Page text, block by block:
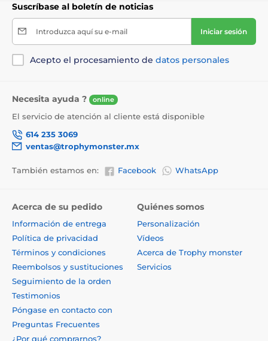
Suscríbase al boletín de noticias
Introduzca aquí su e-mail Iniciar sesión
Acepto el procesamiento de datos personales
Necesita ayuda ? online
El servicio de atención al cliente está disponible
614 235 3069
ventas@trophymonster.mx
También estamos en: Facebook WhatsApp
Acerca de su pedido
Información de entrega
Política de privacidad
Términos y condiciones
Reembolsos y sustituciones
Seguimiento de la orden
Testimonios
Póngase en contacto con
Preguntas Frecuentes
¿Por qué comprarnos?
Quiénes somos
Personalización
Vídeos
Acerca de Trophy monster
Servicios